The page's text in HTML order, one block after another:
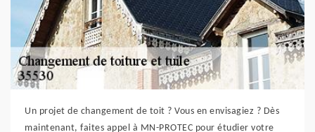
Un projet de changement de toit ? Vous en envisagiez ? Dès
maintenant, faites appel à MN-PROTEC pour étudier votre